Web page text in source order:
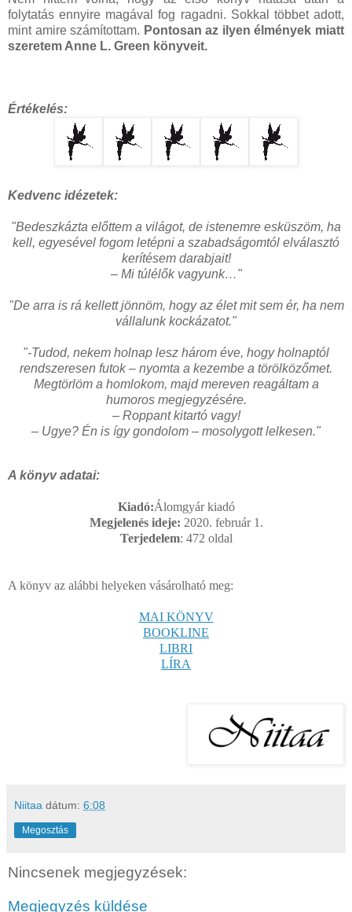
folytatás ennyire magával fog ragadni. Sokkal többet adott,
mint amire számítottam. Pontosan az ilyen élmények miatt
szeretem Anne L. Green könyveit.
Értékelés:
Kedvenc idézetek:
"Bedeszkázta előttem a világot, de istenemre esküszöm, ha
kell, egyesével fogom letépni a szabadságomtól elválasztó
kerítésem darabjait!
– Mi túlélők vagyunk…"
"De arra is rá kellett jönnöm, hogy az élet mit sem ér, ha nem
vállalunk kockázatot."
"-Tudod, nekem holnap lesz három éve, hogy holnaptól
rendszeresen futok – nyomta a kezembe a törölközőmet.
Megtörlöm a homlokom, majd mereven reagáltam a
humoros megjegyzésére.
– Roppant kitartó vagy!
– Ugye? Én is így gondolom – mosolygott lelkesen."
A könyv adatai:
Kiadó:Álomgyár kiadó
Megjelenés ideje: 2020. február 1.
Terjedelem: 472 oldal
A könyv az alábbi helyeken vásárolható meg:
MAI KÖNYV
BOOKLINE
LIBRI
LÍRA
Niitaa dátum: 6:08
Megosztás
Nincsenek megjegyzések:
Megjegyzés küldése